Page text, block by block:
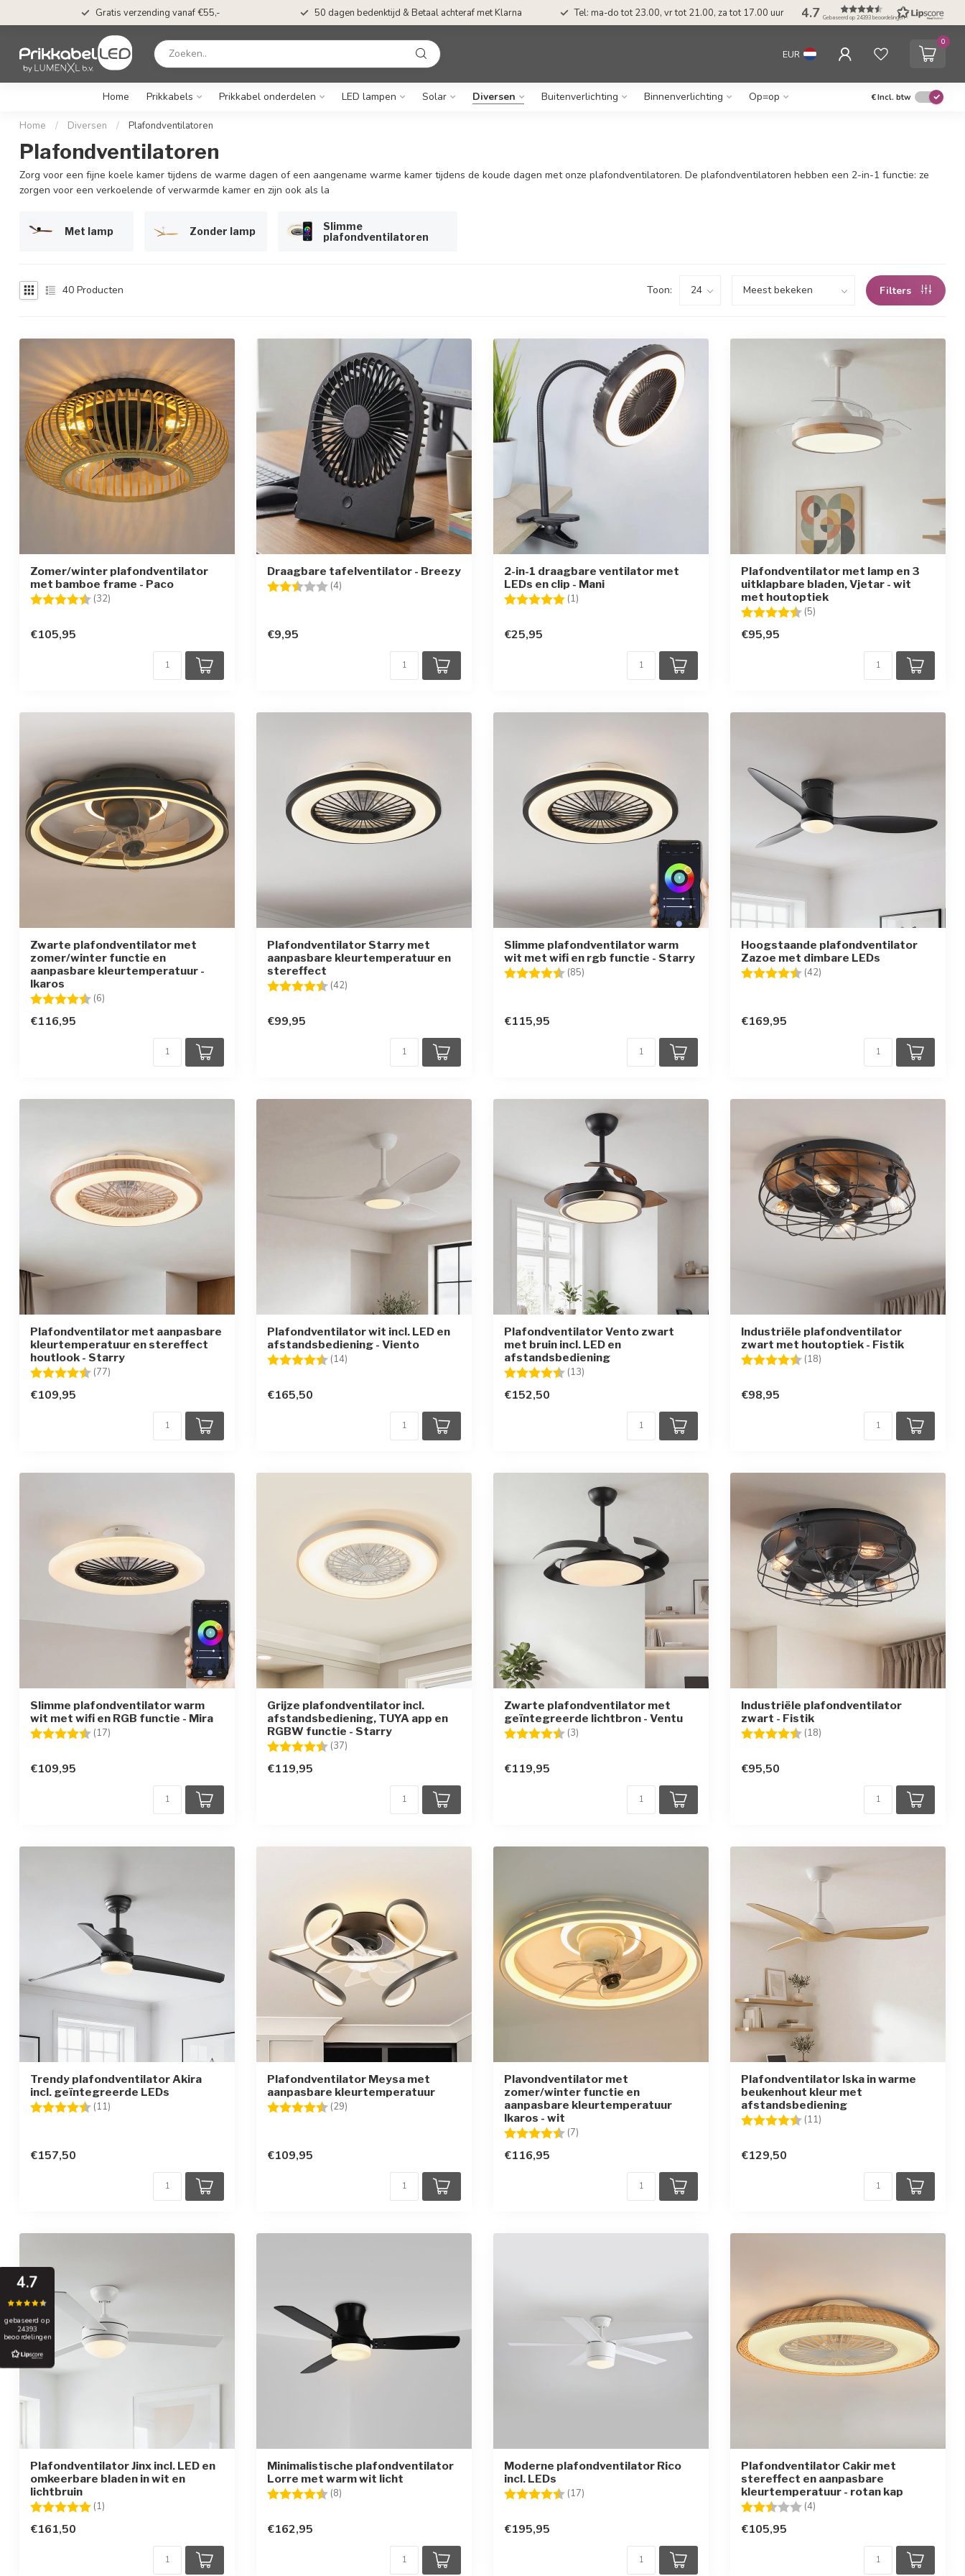
Gratis verzending vanaf €55,- 50 dagen bedenktijd & Betaal achteraf met Klarna Tel: ma-do tot 23.00, vr tot 21.00, za tot 17.00 uur 4.7 Gebaseerd op 24393 beoordelingen
EUR
0
Home Prikkabels Prikkabel onderdelen LED lampen Solar Diversen Buitenverlichting Binnenverlichting Op=op €Incl. btw
Home / Diversen / Plafondventilatoren
Plafondventilatoren
Zorg voor een fijne koele kamer tijdens de warme dagen of een aangename warme kamer tijdens de koude dagen met onze plafondventilatoren. De plafondventilatoren hebben een 2-in-1 functie: ze
zorgen voor een verkoelende of verwarmde kamer en zijn ook als la
Met lamp Zonder lamp
Slimme
plafondventilatoren
40 Producten Toon: Filters
Zomer/winter plafondventilator
met bamboe frame - Paco
Beoordeling: (32)
€105,95
Draagbare tafelventilator - Breezy
Beoordeling: (4)
€9,95
2-in-1 draagbare ventilator met
LEDs en clip - Mani
Beoordeling: (1)
€25,95
Plafondventilator met lamp en 3
uitklapbare bladen, Vjetar - wit
met houtoptiek
Beoordeling: (5)
€95,95
Zwarte plafondventilator met
zomer/winter functie en
aanpasbare kleurtemperatuur -
Ikaros
Beoordeling: (6)
€116,95
Plafondventilator Starry met
aanpasbare kleurtemperatuur en
stereffect
Beoordeling: (42)
€99,95
Slimme plafondventilator warm
wit met wifi en rgb functie - Starry
Beoordeling: (85)
€115,95
Hoogstaande plafondventilator
Zazoe met dimbare LEDs
Beoordeling: (42)
€169,95
Plafondventilator met aanpasbare
kleurtemperatuur en stereffect
houtlook - Starry
Beoordeling: (77)
€109,95
Plafondventilator wit incl. LED en
afstandsbediening - Viento
Beoordeling: (14)
€165,50
Plafondventilator Vento zwart
met bruin incl. LED en
afstandsbediening
Beoordeling: (13)
€152,50
Industriële plafondventilator
zwart met houtoptiek - Fistik
Beoordeling: (18)
€98,95
Slimme plafondventilator warm
wit met wifi en RGB functie - Mira
Beoordeling: (17)
€109,95
Grijze plafondventilator incl.
afstandsbediening, TUYA app en
RGBW functie - Starry
Beoordeling: (37)
€119,95
Zwarte plafondventilator met
geïntegreerde lichtbron - Ventu
Beoordeling: (3)
€119,95
Industriële plafondventilator
zwart - Fistik
Beoordeling: (18)
€95,50
Trendy plafondventilator Akira
incl. geïntegreerde LEDs
Beoordeling: (11)
€157,50
Plafondventilator Meysa met
aanpasbare kleurtemperatuur
Beoordeling: (29)
€109,95
Plavondventilator met
zomer/winter functie en
aanpasbare kleurtemperatuur
Ikaros - wit
Beoordeling: (7)
€116,95
Plafondventilator Iska in warme
beukenhout kleur met
afstandsbediening
Beoordeling: (11)
€129,50
Plafondventilator Jinx incl. LED en
omkeerbare bladen in wit en
lichtbruin
Beoordeling: (1)
€161,50
Minimalistische plafondventilator
Lorre met warm wit licht
Beoordeling: (8)
€162,95
Moderne plafondventilator Rico
incl. LEDs
Beoordeling: (17)
€195,95
Plafondventilator Cakir met
stereffect en aanpasbare
kleurtemperatuur - rotan kap
Beoordeling: (4)
€105,95
4.7
gebaseerd op
24393
beoordelingen